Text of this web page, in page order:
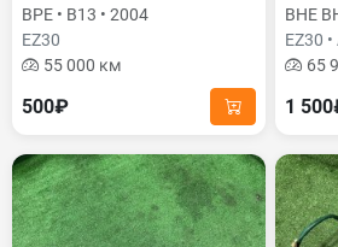
BPE • B13 • 2004
EZ30
55 000 км
500₽
BHE
EZ30 •
65
1